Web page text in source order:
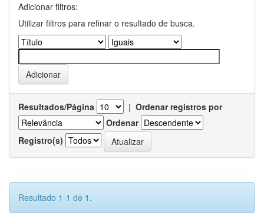
Adicionar filtros:
Utilizar filtros para refinar o resultado de busca.
Resultados/Página | Ordenar registros por
Ordenar
Registro(s)
Resultado 1-1 de 1.